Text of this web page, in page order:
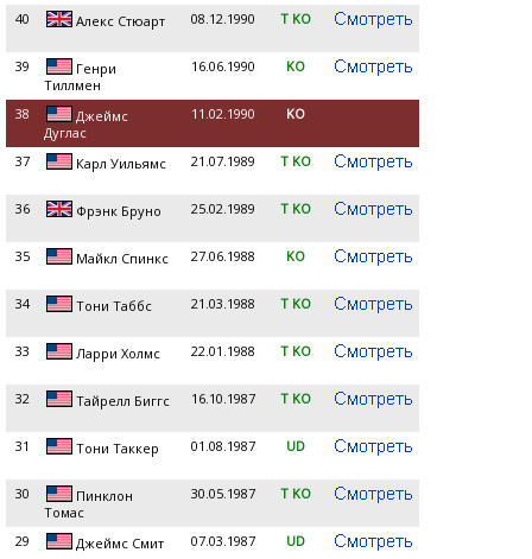
40 Алекс Стюарт 08.12.1990 T KO
39
Генри
Тиллмен
16.06.1990 KO
38
Джеймс
Дуглас
11.02.1990 KO
37 Карл Уильямс 21.07.1989 T KO
36 Фрэнк Бруно 25.02.1989 T KO
35 Майкл Спинкс 27.06.1988 KO
34 Тони Таббс 21.03.1988 T KO
33 Ларри Холмс 22.01.1988 T KO
32 Тайрелл Биггс 16.10.1987 T KO
31 Тони Таккер 01.08.1987 UD
30
Пинклон
Томас
30.05.1987 T KO
29 Джеймс Смит 07.03.1987 UD